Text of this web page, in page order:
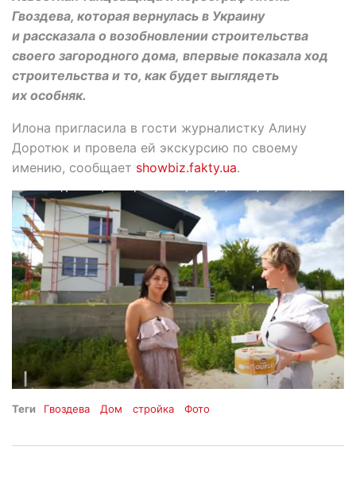
Гвоздева, которая вернулась в Украину
и рассказала о возобновлении строительства
своего загородного дома, впервые показала ход
строительства и то, как будет выглядеть
их особняк.
Илона пригласила в гости журналистку Алину
Доротюк и провела ей экскурсию по своему
имению, сообщает showbiz.fakty.ua.
Теги Гвоздева Дом стройка Фото